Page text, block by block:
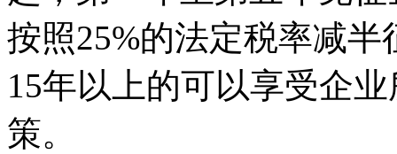
按照25%的法定税率减
15年以上的可以享受企
策。